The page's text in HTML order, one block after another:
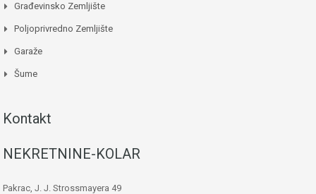
Građevinsko Zemljište
Poljoprivredno Zemljište
Garaže
Šume
Kontakt
NEKRETNINE-KOLAR
Pakrac, J. J. Strossmayera 49